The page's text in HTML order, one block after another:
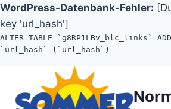
WordPress-Datenbank-Fehler:
key 'url_hash']
ALTER TABLE `g8RP1LBv_blc_links` ADD
`url_hash` (`url_hash`)
springen